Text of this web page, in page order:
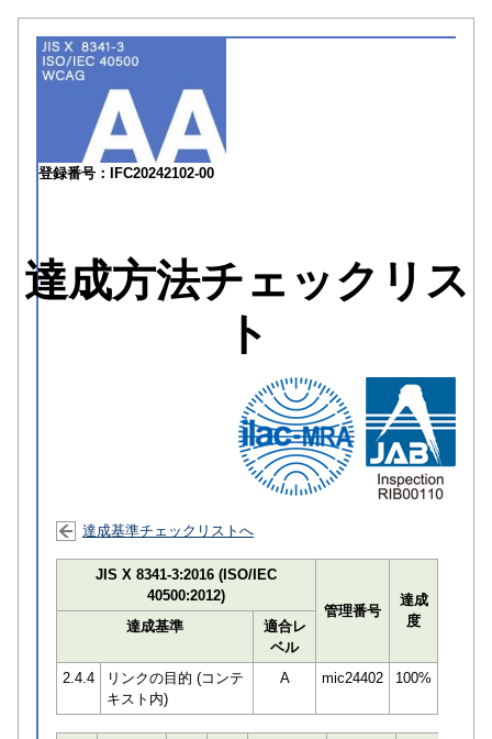
登録番号：IFC20242102-00
達成方法チェックリス
ト
達成基準チェックリストへ
JIS X 8341-3:2016 (ISO/IEC
40500:2012)
管理番号
達成
度
達成基準
適合レ
ベル
2.4.4
リンクの目的 (コンテ
キスト内)
A mic24402 100%